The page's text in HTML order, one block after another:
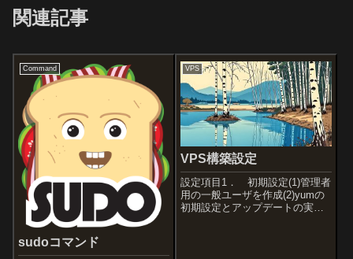
関連記事
Command
sudoコマンド
VPS
VPS構築設定
設定項目1． 初期設定(1)管理者
用の一般ユーザを作成(2)yumの
初期設定とアップデートの実行